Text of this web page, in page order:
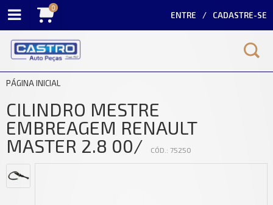
0
ENTRE CADASTRE-SE
PÁGINA INICIAL
CILINDRO MESTRE
EMBREAGEM RENAULT
MASTER 2.8 00/
CÓD.: 75250